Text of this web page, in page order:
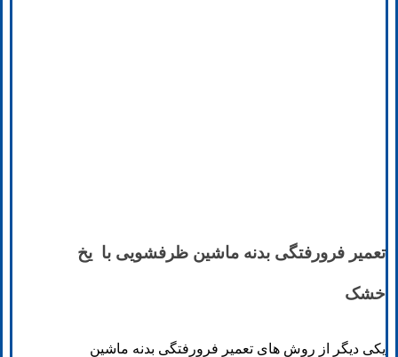
تعمیر فرورفتگی بدنه ماشین ظرفشویی با یخ
خشک
یکی دیگر از روش های تعمیر فرورفتگی بدنه ماشین